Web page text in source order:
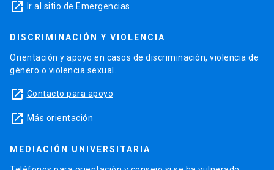
launch Ir al sitio de Emergencias
DISCRIMINACIÓN Y VIOLENCIA
Orientación y apoyo en casos de discriminación, violencia de
género o violencia sexual.
launch Contacto para apoyo
launch Más orientación
MEDIACIÓN UNIVERSITARIA